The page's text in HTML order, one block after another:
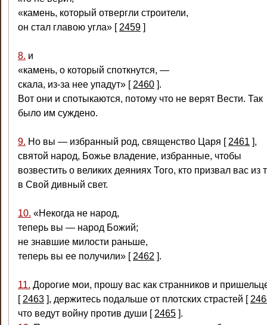
«камень, который отвергли строители,
он стал главою угла» [ 2459 ]
8. и
«камень, о который споткнутся, —
скала, из‑за нее упадут» [ 2460 ].
Вот они и спотыкаются, потому что не верят Вести. Так
было им суждено.
9. Но вы — избранный род, священство Царя [ 2461 ],
святой народ, Божье владение, избранные, чтобы
возвестить о великих деяниях Того, кто призвал вас из
в Свой дивный свет.
10. «Некогда не народ,
теперь вы — народ Божий;
не знавшие милости раньше,
теперь вы ее получили» [ 2462 ].
11. Дорогие мои, прошу вас как странников и
[ 2463 ], держитесь подальше от плотских страстей [
что ведут войну против души [ 2465 ].